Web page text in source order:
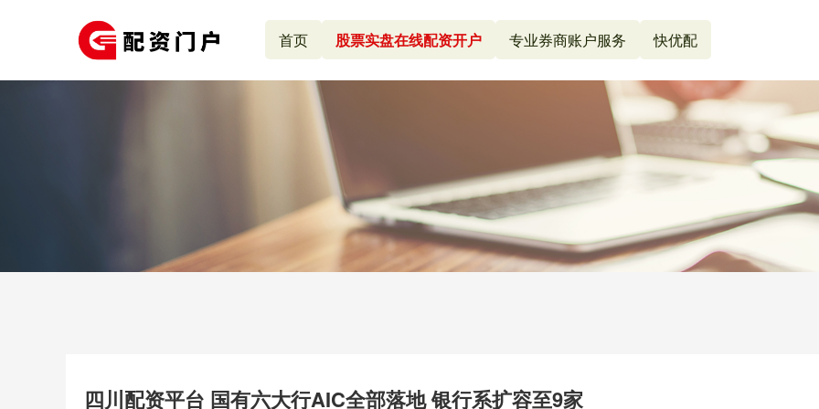
首页 股票实盘在线配资开户 专业券商账户服务 快优配
四川配资平台 国有六大行AIC全部落地 银行系扩容至9家